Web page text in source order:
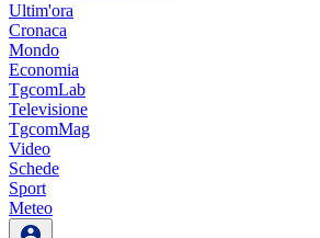
Ultim'ora
Cronaca
Mondo
Economia
TgcomLab
Televisione
TgcomMag
Video
Schede
Sport
Meteo